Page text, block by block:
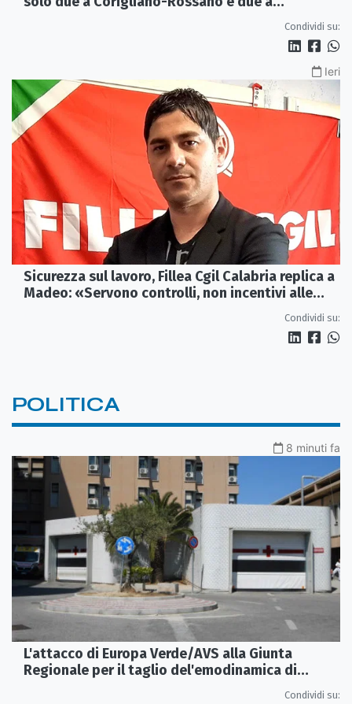
Condividi su:
Ieri
Sicurezza sul lavoro, Fillea Cgil Calabria replica a
Madeo: «Servono controlli, non incentivi alle
Condividi su:
POLITICA
8 minuti fa
L'attacco di Europa Verde/AVS alla Giunta
Regionale per il taglio del'emodinamica di
Condividi su: